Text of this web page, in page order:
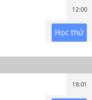
12:00
07:57
Học thử
18:01